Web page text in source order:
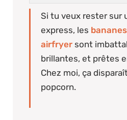
Si tu veux rester sur
express, les
airfryer sont
brillantes, et prêtes
Chez moi, ça
popcorn.